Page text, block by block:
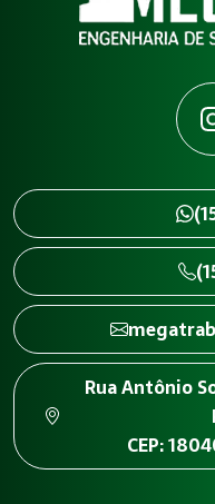
Rua Antônio
CEP: